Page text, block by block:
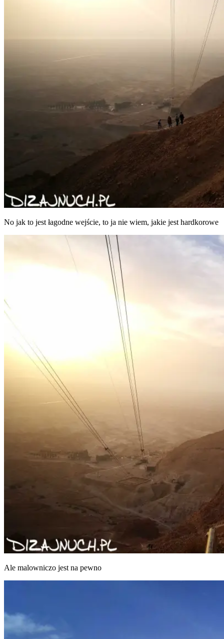
No jak to jest łagod­ne wej­ście, to ja nie wiem, jakie jest hardkorowe
Ale malow­ni­czo jest na pewno